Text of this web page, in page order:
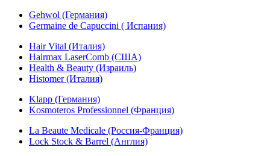
Gehwol (Германия)
Germaine de Capuccini ( Испания)
Hair Vital (Италия)
Hairmax LaserComb (США)
Health & Beauty (Израиль)
Histomer (Италия)
Klapp (Германия)
Kosmoteros Professionnel (Франция)
La Beaute Medicale (Россия-Франция)
Lock Stock & Barrel (Англия)